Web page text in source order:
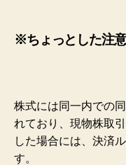
※ちょっとした注
株式には同一内での
れており、現物株取
した場合には、決済
す。